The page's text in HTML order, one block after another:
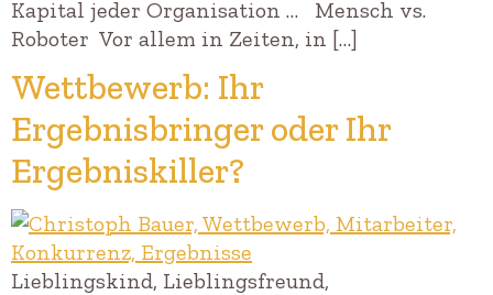
Kapital jeder Organisation … Mensch vs.
Roboter Vor allem in Zeiten, in […]
Wettbewerb: Ihr
Ergebnisbringer oder Ihr
Ergebniskiller?
Lieblingskind, Lieblingsfreund,